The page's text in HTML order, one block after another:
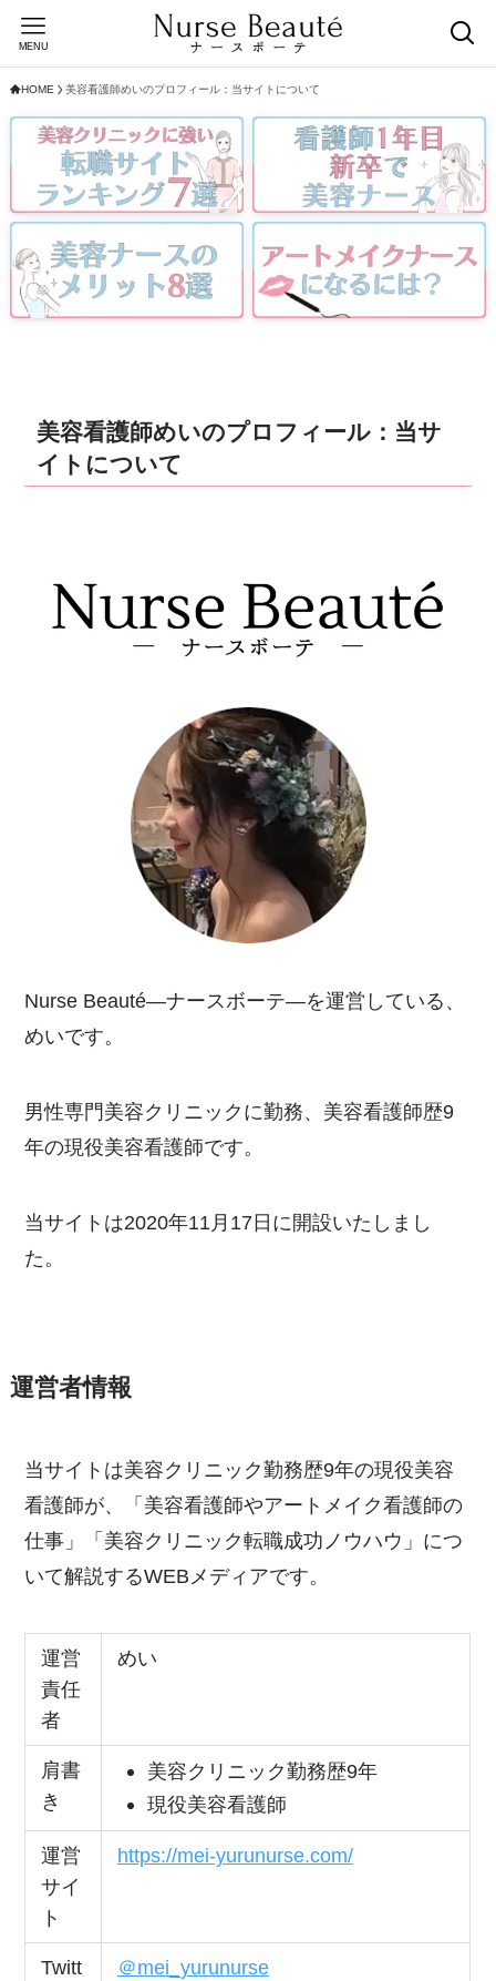
MENU
HOME 美容看護師めいのプロフィール：当サイトについて
美容看護師めいのプロフィール：当サ
イトについて
Nurse Beauté―ナースボーテ―を運営している、
めいです。
男性専門美容クリニックに勤務、美容看護師歴9
年の現役美容看護師です。
当サイトは2020年11月17日に開設いたしまし
た。
運営者情報
当サイトは美容クリニック勤務歴9年の現役美容
看護師が、「美容看護師やアートメイク看護師の
仕事」「美容クリニック転職成功ノウハウ」につ
いて解説するWEBメディアです。
運営
責任
者
めい
肩書
き
美容クリニック勤務歴9年
現役美容看護師
運営
サイ
ト
https://mei-yurunurse.com/
Twitt
＠mei_yurunurse